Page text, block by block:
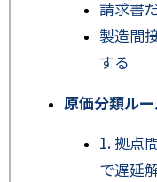
請求書
製造間
する
原価分類ル
1. 拠点
で遅延